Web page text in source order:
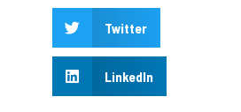
Twitter
LinkedIn